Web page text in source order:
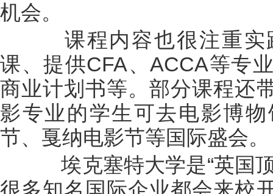
机会。
课程内容也很注重实
课、提供CFA、ACCA等专
商业计划书等。部分课程还
影专业的学生可去电影博
节、戛纳电影节等国际盛会。
埃克塞特大学是“英国顶
很多知名国际企业都会来校